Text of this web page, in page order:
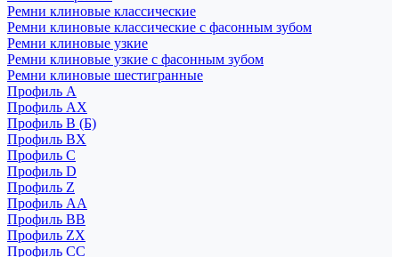
Ремни клиновые классические
Ремни клиновые классические с фасонным зубом
Ремни клиновые узкие
Ремни клиновые узкие с фасонным зубом
Ремни клиновые шестигранные
Профиль A
Профиль AX
Профиль B (Б)
Профиль BX
Профиль C
Профиль D
Профиль Z
Профиль АА
Профиль BB
Профиль ZX
Профиль CC